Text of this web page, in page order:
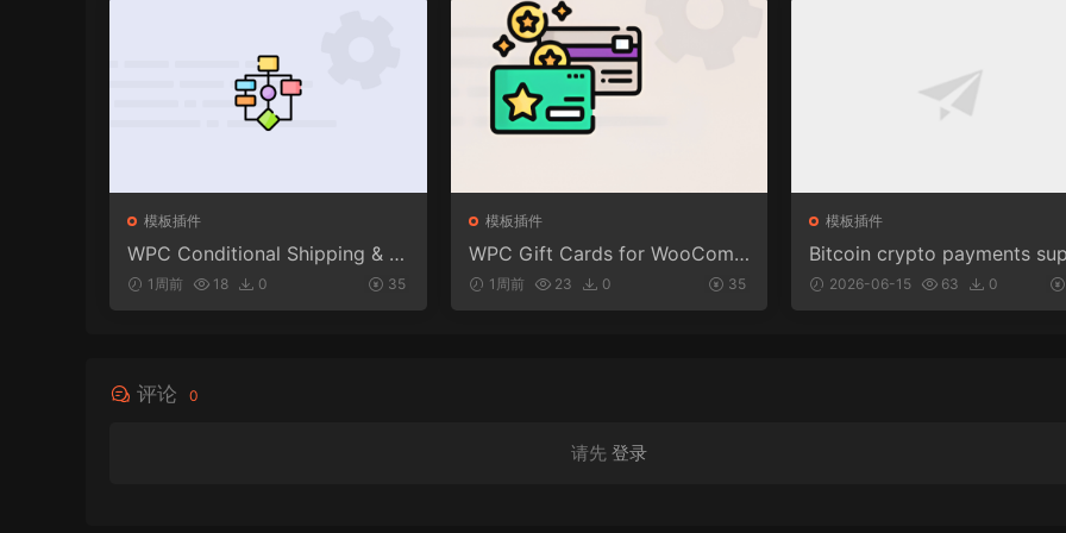
模板插件
WPC Conditional Shipping & P
ayments (Premium) v1.0.2
1周前 18 0 35
模板插件
WPC Gift Cards for WooCom
merce (Premium) v1.0.2
1周前 23 0 35
模板插件
Bitcoin crypto payments
ort for CryptoPay v1.4.3
2026-06-15 63 0
评论 0
请先 登录